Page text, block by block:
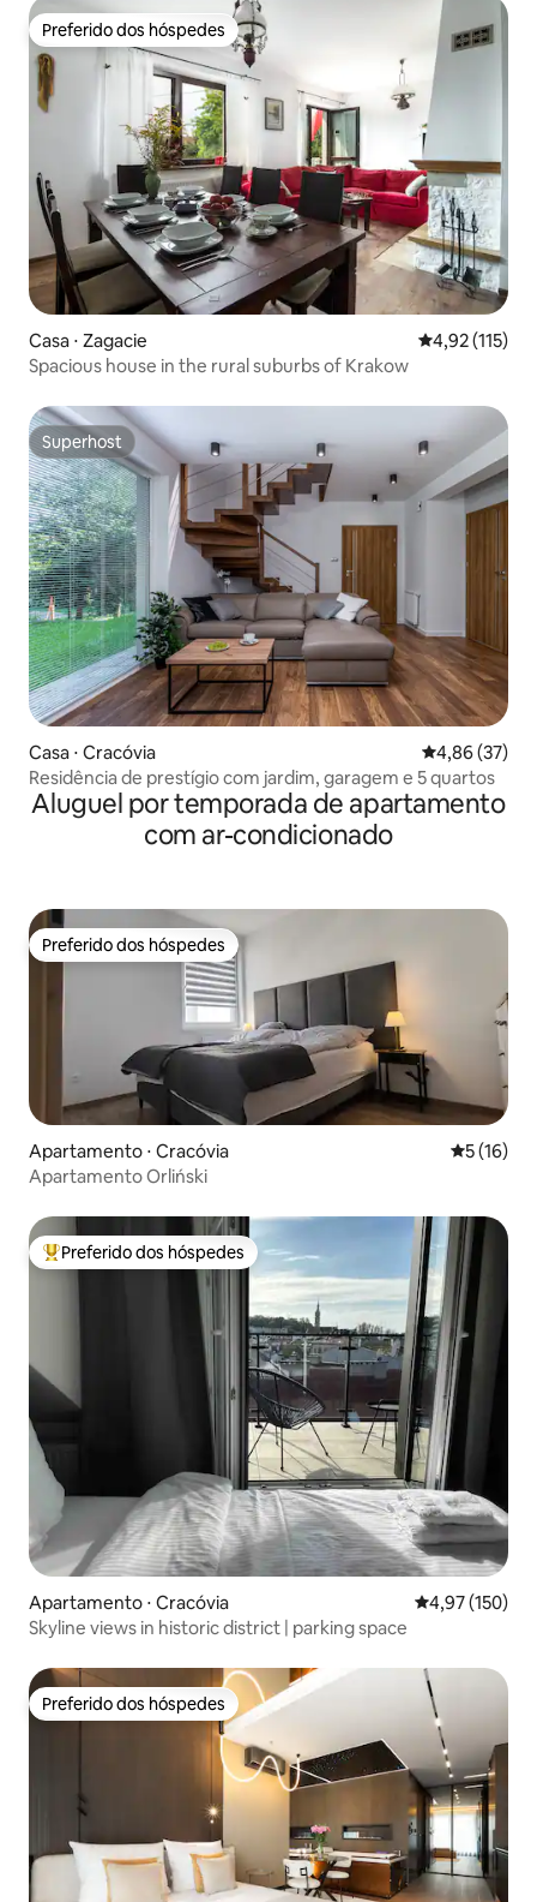
Preferido dos hóspedes
Preferido dos hóspedes
Casa ⋅ Zagacie 4,92 de uma
4,92 (115)
Spacious house in the rural suburbs of Krakow
Superhost
Superhost
Casa ⋅ Cracóvia 4,86 de uma
4,86 (37)
Residência de prestígio com jardim, garagem e 5 quartos
Aluguel por temporada de apartamento
com ar-condicionado
Preferido dos hóspedes
Preferido dos hóspedes
Apartamento ⋅ Cracóvia 5 de uma
5 (16)
Apartamento Orliński
Entre os melhores preferidos dos hóspedes
Preferido dos hóspedes
Apartamento ⋅ Cracóvia 4,97 de uma
4,97 (150)
Skyline views in historic district | parking space
Preferido dos hóspedes
Preferido dos hóspedes